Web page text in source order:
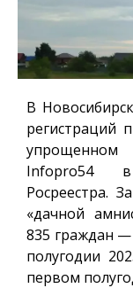
В
регистраций
упрощенном
Infopro54в
Росреестра.
«дачной
835 граждан
полугодии
первом